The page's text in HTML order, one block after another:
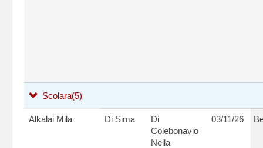
Scolara(5)
Alkalai Mila Di Sima
Di
Colebonavio
Nella
03/11/26